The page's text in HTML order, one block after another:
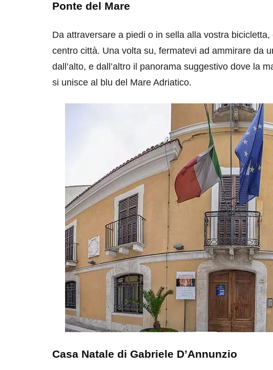
Ponte del Mare
Da attraversare a piedi o in sella alla vostra
centro città. Una volta su, fermatevi ad ammirare da
dall’alto, e dall’altro il panorama suggestivo dove la
si unisce al blu del Mare Adriatico.
Casa Natale di Gabriele D’Annunzio
destinazioni
Paros e la Grecia di
Immaturi il Viaggio
Giugno 26, 2013